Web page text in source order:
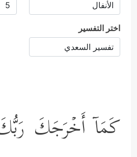
اختر التفسير
كَمَاۤ أَخۡرَجَكَ